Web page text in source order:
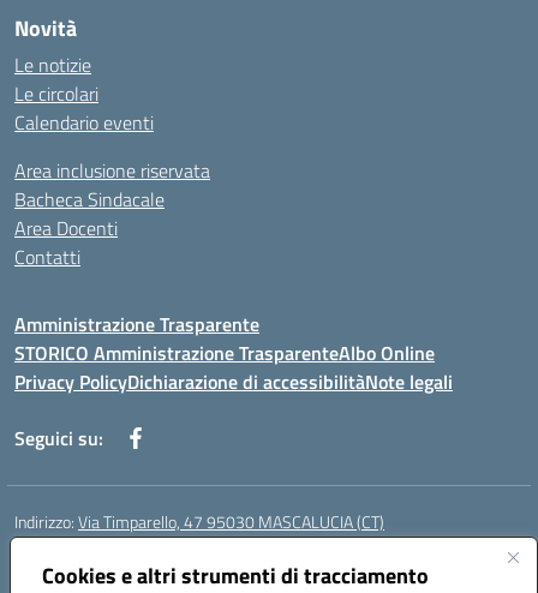
Cookies e altri strumenti di tracciamento
Novità
Le notizie
Le circolari
Calendario eventi
Area inclusione riservata
Bacheca Sindacale
Area Docenti
Contatti
Amministrazione Trasparente
STORICO Amministrazione TrasparenteAlbo Online
Privacy PolicyDichiarazione di accessibilitàNote legali
Seguici su:
Indirizzo:Via Timparello, 47 95030 MASCALUCIA (CT)
Centralino:
Posta elettronica certificata (PEC):ctic8bc002@pec.istruzione.it